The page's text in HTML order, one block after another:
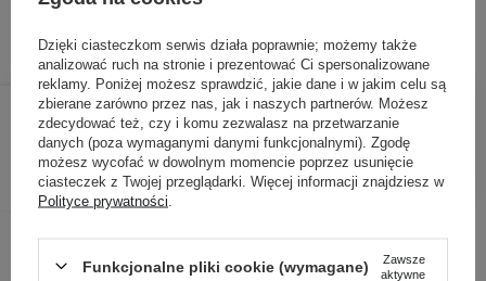
28,90 zł 34,00 zł /szt.
DODAJ DO KOSZYKA
Dzięki ciasteczkom serwis działa poprawnie; możemy także
analizować ruch na stronie i prezentować Ci spersonalizowane
reklamy. Poniżej możesz sprawdzić, jakie dane i w jakim celu są
zbierane zarówno przez nas, jak i naszych partnerów. Możesz
zdecydować też, czy i komu zezwalasz na przetwarzanie
danych (poza wymaganymi danymi funkcjonalnymi). Zgodę
możesz wycofać w dowolnym momencie poprzez usunięcie
ciasteczek z Twojej przeglądarki. Więcej informacji znajdziesz w
Polityce prywatności
Funkcjonalne pliki cookie (wymagane)
Zawsze
aktywne